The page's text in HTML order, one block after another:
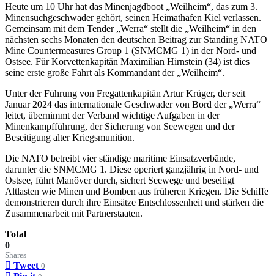
Heute um 10 Uhr hat das Minenjagdboot „Weilheim“, das zum 3.
Minensuchgeschwader gehört, seinen Heimathafen Kiel verlassen.
Gemeinsam mit dem Tender „Werra“ stellt die „Weilheim“ in den
nächsten sechs Monaten den deutschen Beitrag zur Standing NATO
Mine Countermeasures Group 1 (SNMCMG 1) in der Nord- und
Ostsee. Für Korvettenkapitän Maximilian Hirnstein (34) ist dies
seine erste große Fahrt als Kommandant der „Weilheim“.
Unter der Führung von Fregattenkapitän Artur Krüger, der seit
Januar 2024 das internationale Geschwader von Bord der „Werra“
leitet, übernimmt der Verband wichtige Aufgaben in der
Minenkampfführung, der Sicherung von Seewegen und der
Beseitigung alter Kriegsmunition.
Die NATO betreibt vier ständige maritime Einsatzverbände,
darunter die SNMCMG 1. Diese operiert ganzjährig in Nord- und
Ostsee, führt Manöver durch, sichert Seewege und beseitigt
Altlasten wie Minen und Bomben aus früheren Kriegen. Die Schiffe
demonstrieren durch ihre Einsätze Entschlossenheit und stärken die
Zusammenarbeit mit Partnerstaaten.
Total
0
Shares
Tweet 0